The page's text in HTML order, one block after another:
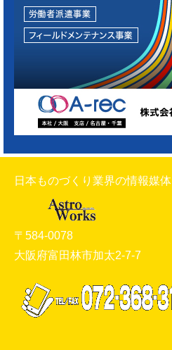
日本ものづくり業界の情報媒体
〒584-0078
大阪府富田林市加太2-7-7